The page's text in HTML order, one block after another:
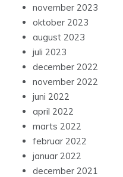
november 2023
oktober 2023
august 2023
juli 2023
december 2022
november 2022
juni 2022
april 2022
marts 2022
februar 2022
januar 2022
december 2021